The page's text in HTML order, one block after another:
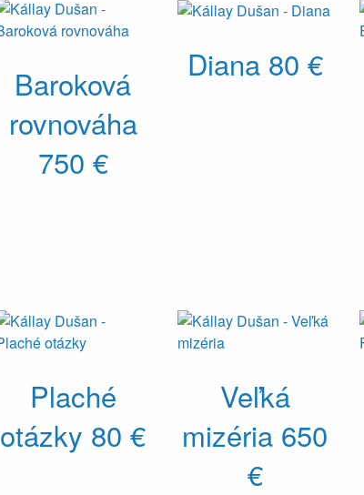
Baroková
rovnováha
750 €
Diana 80 €
Plaché
otázky 80 €
Veľká
mizéria 650
€